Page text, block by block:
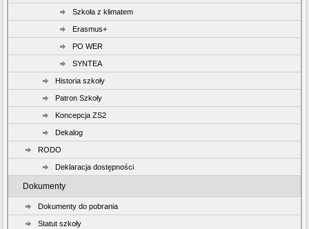
Szkoła z klimatem
Erasmus+
PO WER
SYNTEA
Historia szkoły
Patron Szkoły
Koncepcja ZS2
Dekalog
RODO
Deklaracja dostępności
Dokumenty
Dokumenty do pobrania
Statut szkoły